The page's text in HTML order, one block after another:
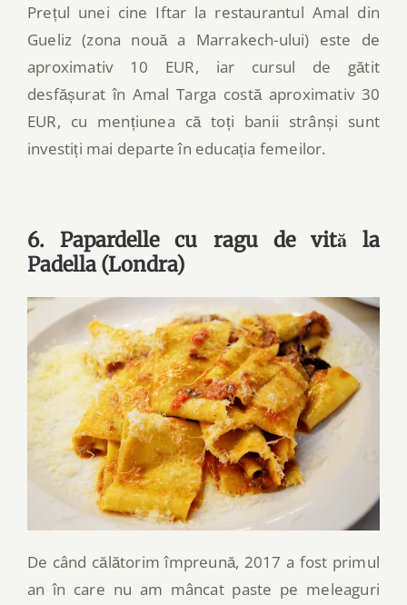
Prețul unei cine Iftar la restaurantul Amal din
Gueliz (zona nouă a Marrakech-ului) este de
aproximativ 10 EUR, iar cursul de gătit
desfășurat în Amal Targa costă aproximativ 30
EUR, cu mențiunea că toți banii strânși sunt
investiți mai departe în educația femeilor.
6. Papardelle cu ragu de vită la
Padella (Londra)
De când călătorim împreună, 2017 a fost primul
an în care nu am mâncat paste pe meleaguri